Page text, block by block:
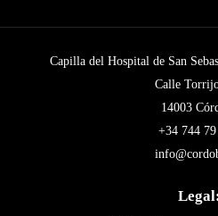
Capilla del Hospital de San
Calle
14003
+34 744 79